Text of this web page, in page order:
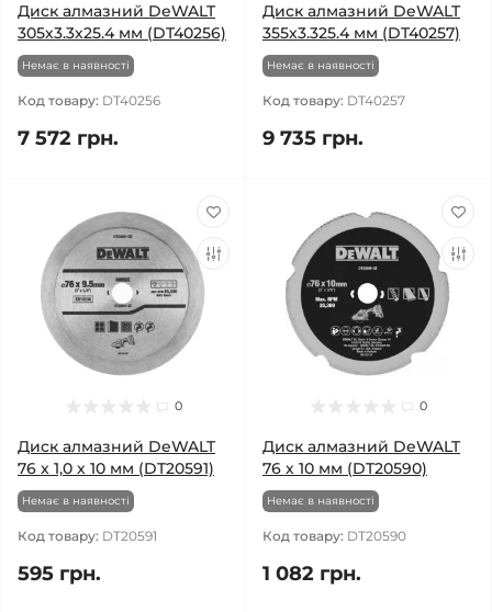
Диск алмазний DeWALT
305х3.3х25.4 мм (DT40256)
Немає в наявності
Код товару: DT40256
7 572 грн.
Диск алмазний DeWALT
355х3.325.4 мм (DT40257)
Немає в наявності
Код товару: DT40257
9 735 грн.
0
Диск алмазний DeWALT
76 х 1,0 х 10 мм (DT20591)
Немає в наявності
Код товару: DT20591
595 грн.
0
Диск алмазний DeWALT
76 х 10 мм (DT20590)
Немає в наявності
Код товару: DT20590
1 082 грн.